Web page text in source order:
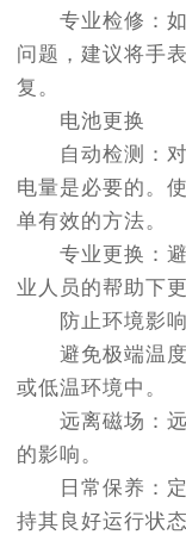
专业检修：如
问题，建议将手
复。
电池更换
自动检测：对
电量是必要的。
单有效的方法。
专业更换：避
业人员的帮助下
防止环境影响
避免极端温度
或低温环境中。
远离磁场：远
的影响。
日常保养：定
持其良好运行状态